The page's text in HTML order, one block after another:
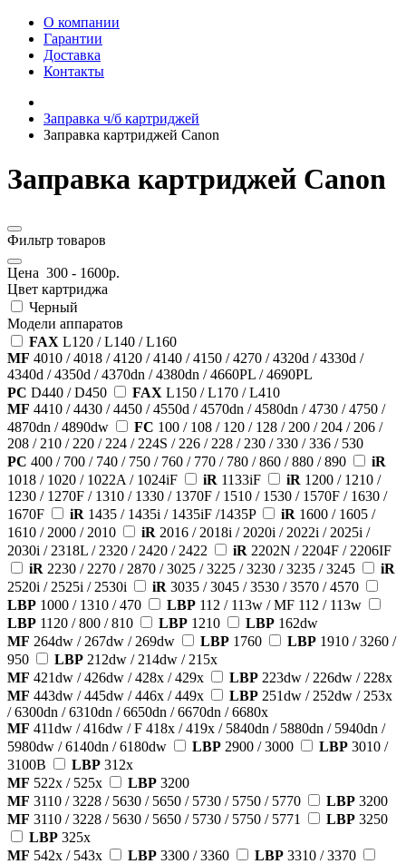
О компании
Гарантии
Доставка
Контакты
Заправка ч/б картриджей
Заправка картриджей Canon
Заправка картриджей Canon
Фильтр товаров
Цена 300 - 1600р.
Цвет картриджа
Черный
Модели аппаратов
FAX L120 / L140 / L160
MF 4010 / 4018 / 4120 / 4140 / 4150 / 4270 / 4320d / 4330d /
4340d / 4350d / 4370dn / 4380dn / 4660PL / 4690PL
PC D440 / D450 FAX L150 / L170 / L410
MF 4410 / 4430 / 4450 / 4550d / 4570dn / 4580dn / 4730 / 4750 /
4870dn / 4890dw
FC 100 / 108 / 120 / 128 / 200 / 204 / 206 /
208 / 210 / 220 / 224 / 224S / 226 / 228 / 230 / 330 / 336 / 530
PC 400 / 700 / 740 / 750 / 760 / 770 / 780 / 860 / 880 / 890
iR
1018 / 1020 / 1022A / 1024iF
iR 1133iF iR 1200 / 1210 /
1230 / 1270F / 1310 / 1330 / 1370F / 1510 / 1530 / 1570F / 1630 /
1670F
iR 1435 / 1435i / 1435iF /1435P iR 1600 / 1605 /
1610 / 2000 / 2010
iR 2016 / 2018i / 2020i / 2022i / 2025i /
2030i / 2318L / 2320 / 2420 / 2422
iR 2202N / 2204F / 2206IF
iR 2230 / 2270 / 2870 / 3025 / 3225 / 3230 / 3235 / 3245
iR
2520i / 2525i / 2530i
iR 3035 / 3045 / 3530 / 3570 / 4570
LBP 1000 / 1310 / 470 LBP 112 / 113w / MF 112 / 113w
LBP 1120 / 800 / 810 LBP 1210 LBP 162dw
MF 264dw / 267dw / 269dw LBP 1760 LBP 1910 / 3260 /
950
LBP 212dw / 214dw / 215x
MF 421dw / 426dw / 428x / 429x LBP 223dw / 226dw / 228x
MF 443dw / 445dw / 446x / 449x LBP 251dw / 252dw / 253x
/ 6300dn / 6310dn / 6650dn / 6670dn / 6680x
MF 411dw / 416dw / F 418x / 419x / 5840dn / 5880dn / 5940dn /
5980dw / 6140dn / 6180dw
LBP 2900 / 3000 LBP 3010 /
3100B
LBP 312x
MF 522x / 525x LBP 3200
MF 3110 / 3228 / 5630 / 5650 / 5730 / 5750 / 5770 LBP 3200
MF 3110 / 3228 / 5630 / 5650 / 5730 / 5750 / 5771 LBP 3250
LBP 325x
MF 542x / 543x LBP 3300 / 3360 LBP 3310 / 3370